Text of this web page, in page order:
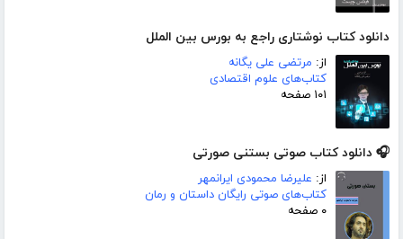
دانلود کتاب نوشتاری راجع به بورس بین الملل
از: مرتضی علی یگانه
کتاب‌های علوم اقتصادی
۱۰۱ صفحه
🎧 دانلود کتاب صوتی بستنی صورتی
از: علیرضا محمودی ایرانمهر
کتاب‌های صوتی رایگان داستان و رمان
۰ صفحه